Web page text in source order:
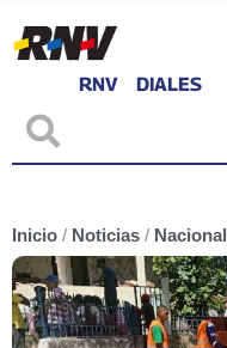
RNV DIALES
Inicio / Noticias / Nacional